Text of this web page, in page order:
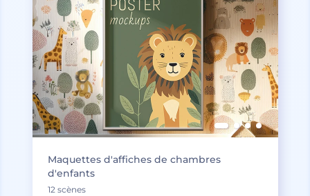
Maquettes d'affiches de chambres
d'enfants
12 scènes